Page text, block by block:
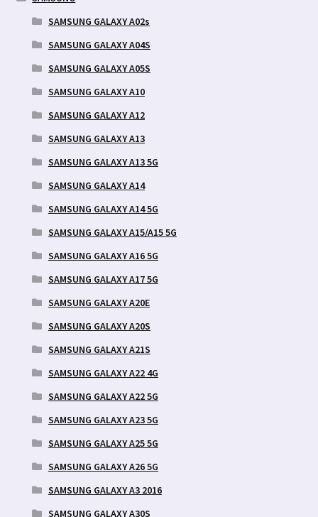
SAMSUNG GALAXY A02s
SAMSUNG GALAXY A04S
SAMSUNG GALAXY A05S
SAMSUNG GALAXY A10
SAMSUNG GALAXY A12
SAMSUNG GALAXY A13
SAMSUNG GALAXY A13 5G
SAMSUNG GALAXY A14
SAMSUNG GALAXY A14 5G
SAMSUNG GALAXY A15/A15 5G
SAMSUNG GALAXY A16 5G
SAMSUNG GALAXY A17 5G
SAMSUNG GALAXY A20E
SAMSUNG GALAXY A20S
SAMSUNG GALAXY A21S
SAMSUNG GALAXY A22 4G
SAMSUNG GALAXY A22 5G
SAMSUNG GALAXY A23 5G
SAMSUNG GALAXY A25 5G
SAMSUNG GALAXY A26 5G
SAMSUNG GALAXY A3 2016
SAMSUNG GALAXY A30S